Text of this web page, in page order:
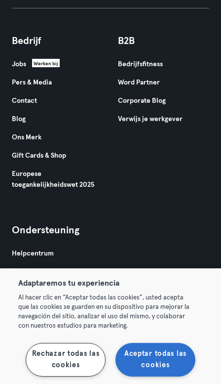
Bedrijf
Jobs Werken bij
Pers & Media
Contact
Blog
Ons Merk
Gift Cards & Shop
Europese
toegankelijkheidswet 2025
B2B
Bedrijfsfitness
Word Partner
Corporate Blog
Verwijs je werkgever
Ondersteuning
Helpcentrum
Algemene Voorwaarden Privacy
Membership opzeggen Trek hier je contract terug
Adaptaremos tu experiencia
Al hacer clic en “Aceptar todas las cookies”, usted acepta
que las cookies se guarden en su dispositivo para mejorar la
navegación del sitio, analizar el uso del mismo, y colaborar
con nuestros estudios para marketing.
Aceptar todas las
cookies
Rechazar todas las
cookies